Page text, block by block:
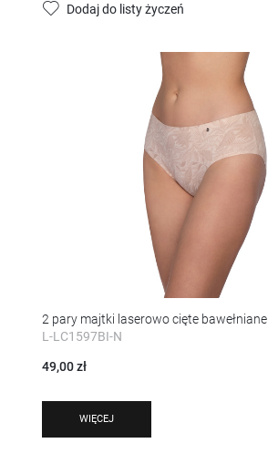
Dodaj do listy życzeń
2 pary majtki laserowo cięte bawełniane
L-LC1597BI-N
49,00 zł
WIĘCEJ